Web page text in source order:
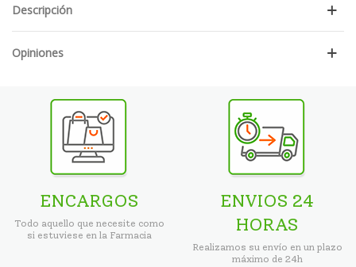
Descripción
Opiniones
ENCARGOS
Todo aquello que necesite como
si estuviese en la Farmacia
ENVIOS 24
HORAS
Realizamos su envío en un plazo
máximo de 24h